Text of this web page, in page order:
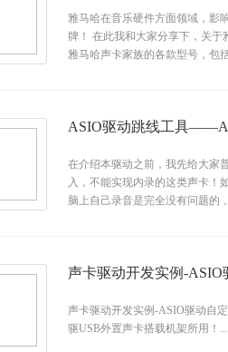
雅马哈在音乐硬件方面领域，影
牌！ 在此我和大家分享下，关
雅马哈声卡家族的各款型号，包
ASIO驱动跳线工具
在介绍本驱动之前，我先给大家
入，不能实现内录的这类声卡！
脑上自己录音是完全没有问题的
声卡驱动开发实例-ASIO
声卡驱动开发实例-ASIO驱动自
驱USB外置声卡搭载机架所用！...